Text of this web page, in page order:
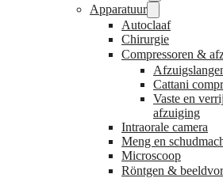
Apparatuur
Autoclaaf
Chirurgie
Compressoren &
Cattani
Vaste en
afzuiging
Intraorale camera
Meng en
Microscoop
Röntgen &